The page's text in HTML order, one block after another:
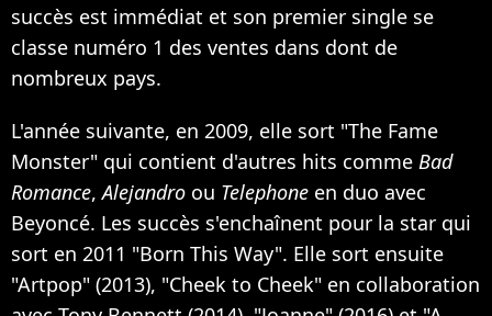
succès est immédiat et son premier single se
classe numéro 1 des ventes dans dont de
nombreux pays.
L'année suivante, en 2009, elle sort "The Fame
Monster" qui contient d'autres hits comme Bad
Romance,Alejandro ou Telephone en duo avec
Beyoncé. Les succès s'enchaînent pour la star qui
sort en 2011 "Born This Way". Elle sort ensuite
"Artpop" (2013), "Cheek to Cheek" en collaboration